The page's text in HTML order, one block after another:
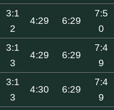
3:1
2
4:29 6:29
7:5
0
3:1
3
4:29 6:29
7:4
9
3:1
3
4:30 6:29
7:4
9